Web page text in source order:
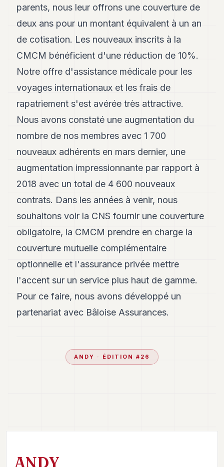
parents, nous leur offrons une couverture de
deux ans pour un montant équivalent à un an
de cotisation. Les nouveaux inscrits à la
CMCM bénéficient d'une réduction de 10%.
Notre offre d'assistance médicale pour les
voyages internationaux et les frais de
rapatriement s'est avérée très attractive.
Nous avons constaté une augmentation du
nombre de nos membres avec 1 700
nouveaux adhérents en mars dernier, une
augmentation impressionnante par rapport à
2018 avec un total de 4 600 nouveaux
contrats. Dans les années à venir, nous
souhaitons voir la CNS fournir une couverture
obligatoire, la CMCM prendre en charge la
couverture mutuelle complémentaire
optionnelle et l'assurance privée mettre
l'accent sur un service plus haut de gamme.
Pour ce faire, nous avons développé un
partenariat avec Bâloise Assurances.
ANDY · ÉDITION # 26
ANDY